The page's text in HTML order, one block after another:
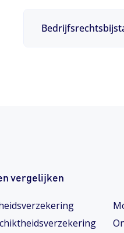
vergelijken